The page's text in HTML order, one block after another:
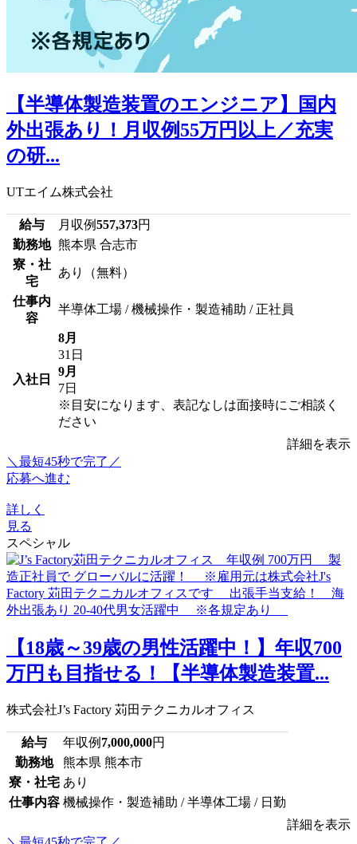
【半導体製造装置のエンジニア】国内
外出張あり！月収例55万円以上／充実
の研...
UTエイム株式会社
給与 月収例557,373円
勤務地 熊本県 合志市
寮・社
宅
あり（無料）
仕事内
容
半導体工場 / 機械操作・製造補助 / 正社員
入社日
8月
31日
9月
7日
※目安になります、表記なしは面接時にご相談く
ださい
詳細を表示
＼最短45秒で完了／
応募へ進む
詳しく
見る
スペシャル
【18歳～39歳の男性活躍中！】年収700
万円も目指せる！【半導体製造装置...
株式会社J’s Factory 苅田テクニカルオフィス
給与 年収例 7,000,000円
勤務地
熊本県 熊本市
寮・社宅 あり
仕事内容 機械操作・製造補助 / 半導体工場 / 日勤
詳細を表示